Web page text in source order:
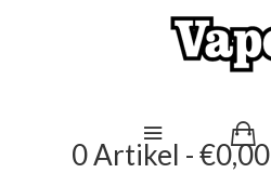
0 Artikel - €0,00